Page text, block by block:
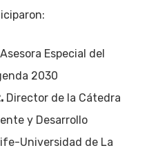
Especial del
2030
Director de la Cátedra
y Desarrollo
Universidad de La